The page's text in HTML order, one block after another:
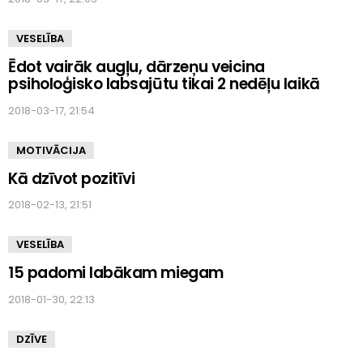
VESELĪBA
Ēdot vairāk augļu, dārzeņu veicina
psiholoģisko labsajūtu tikai 2 nedēļu laikā
2018-03-17, 21:54
MOTIVĀCIJA
Kā dzīvot pozitīvi
2018-02-13, 21:51
VESELĪBA
15 padomi labākam miegam
2018-01-30, 22:13
DZĪVE